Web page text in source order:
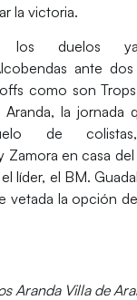
la victoria.
los duelos ya
ante
como son
, la jornada
de
Zamora en casa
líder, el BM.
vetada la opción
Aranda Villa de